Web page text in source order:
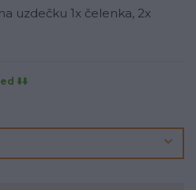
uzdečku 1x čelenka, 2x
⬇️⬇️